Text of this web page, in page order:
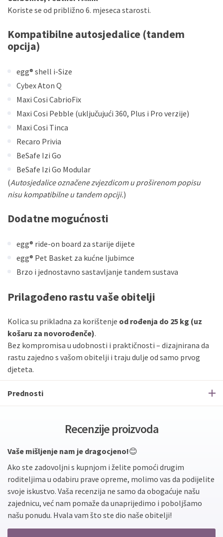
Koriste se od približno 6. mjeseca starosti.
Kompatibilne autosjedalice (tandem
opcija)
egg® shell i-Size
Cybex Aton Q
Maxi Cosi CabrioFix
Maxi Cosi Pebble (uključujući 360, Plus i Pro verzije)
Maxi Cosi Tinca
Recaro Privia
BeSafe Izi Go
BeSafe Izi Go Modular
(Autosjedalice označene zvjezdicom u proširenom popisu
nisu kompatibilne u tandem opciji.)
Dodatne mogućnosti
egg® ride-on board za starije dijete
egg® Pet Basket za kućne ljubimce
Brzo i jednostavno sastavljanje tandem sustava
Prilagođeno rastu vaše obitelji
Kolica su prikladna za korištenje od rođenja do 25 kg (uz
košaru za novorođenče).
Bez kompromisa u udobnosti i praktičnosti – dizajnirana da
rastu zajedno s vašom obitelji i traju dulje od samo prvog
djeteta.
Prednosti
Recenzije proizvoda
Vaše mišljenje nam je dragocjeno!😊
Ako ste zadovoljni s kupnjom i želite pomoći drugim
roditeljima u odabiru prave opreme, molimo vas da podijelite
svoje iskustvo. Vaša recenzija ne samo da obogaćuje našu
zajednicu, već nam pomaže da unaprijedimo i poboljšamo
našu ponudu. Hvala vam što ste dio naše obitelji!